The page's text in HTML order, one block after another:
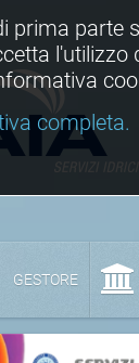
GESTORE
prima parte
completa.